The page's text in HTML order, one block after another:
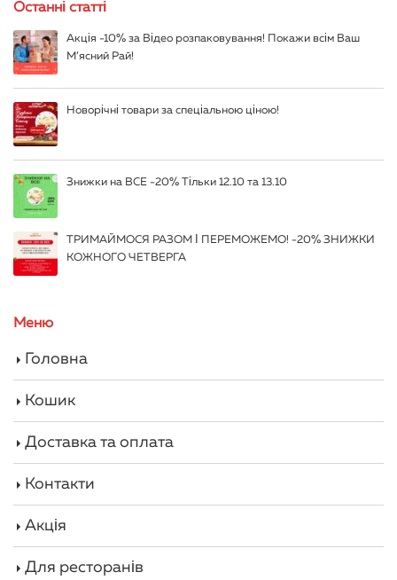
Останні статті
Акція -10% за Відео розпаковування! Покажи всім Ваш
М’ясний Рай!
Новорічні товари за спеціальною ціною!
Знижки на ВСЕ -20% Тільки 12.10 та 13.10
ТРИМАЙМОСЯ РАЗОМ І ПЕРЕМОЖЕМО! -20% ЗНИЖКИ
КОЖНОГО ЧЕТВЕРГА
Меню
Головна
Кошик
Доставка та оплата
Контакти
Акція
Для ресторанів